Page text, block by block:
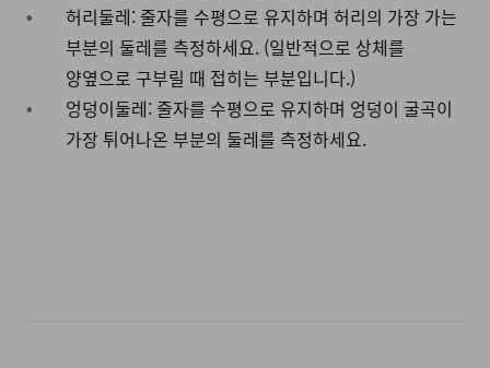
허리둘레: 줄자를 수평으로 유지하며 허리의 가장 가는
부분의 둘레를 측정하세요. (일반적으로 상체를
양옆으로 구부릴 때 접히는 부분입니다.)
엉덩이둘레: 줄자를 수평으로 유지하며 엉덩이 굴곡이
가장 튀어나온 부분의 둘레를 측정하세요.